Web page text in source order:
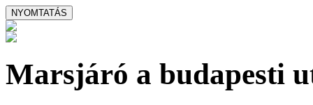
Marsjáró a budapesti